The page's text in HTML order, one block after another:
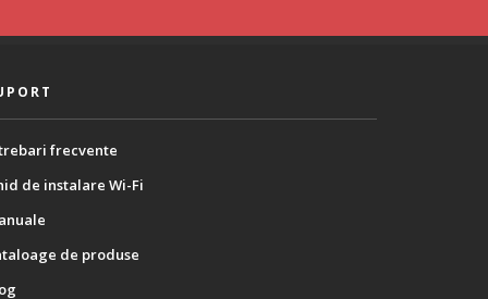
frecvente
de instalare Wi-Fi
de produse